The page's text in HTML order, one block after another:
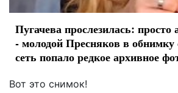
Пугачева прослезилась: просто
- молодой Пресняков в
сеть попало редкое архивное
Вот это снимок!